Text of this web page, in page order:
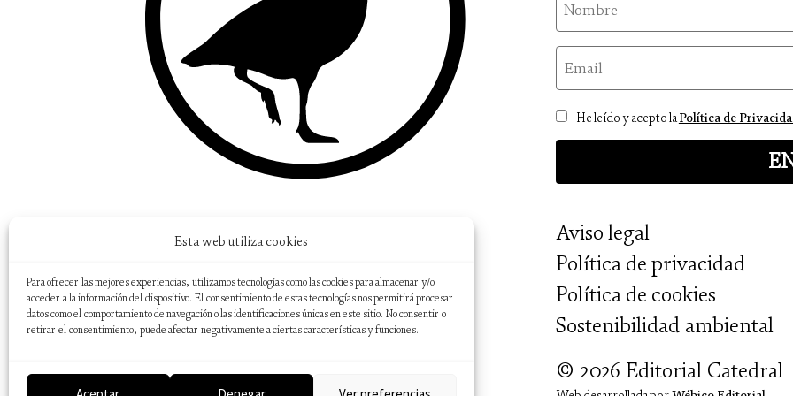
Esta web utiliza cookies
Para ofrecer las mejores experiencias, utilizamos tecnologías como las cookies para almacenar y/o
acceder a la información del dispositivo. El consentimiento de estas tecnologías nos permitirá procesar
datos como el comportamiento de navegación o las identificaciones únicas en este sitio. No consentir o
retirar el consentimiento, puede afectar negativamente a ciertas características y funciones.
Consentimiento
He leído y acepto laPolítica de
Aviso legal
Política de privacidad
Política de cookies
Sostenibilidad ambiental
© 2026 Editorial Catedral